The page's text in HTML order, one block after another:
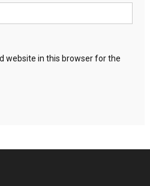
website in this browser for the